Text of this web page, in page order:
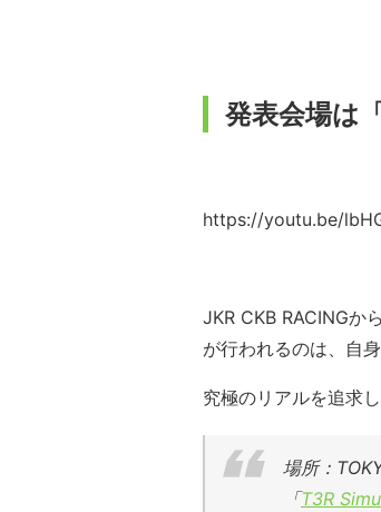
発表会場は
https://youtu.be/
JKR CKB RACINGか
が行われるのは、自
究極のリアルを追求
場所：
「T3R